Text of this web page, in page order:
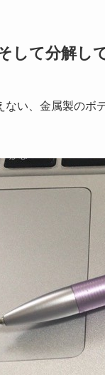
して分解し
ない、金属製の